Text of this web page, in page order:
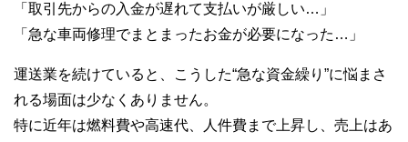
「取引先からの入金が遅れて支払いが厳しい…」
「急な車両修理でまとまったお金が必要になった…」
運送業を続けていると、こうした“急な資金繰り”に悩まさ
れる場面は少なくありません。
特に近年は燃料費や高速代、人件費まで上昇し、売上はあ